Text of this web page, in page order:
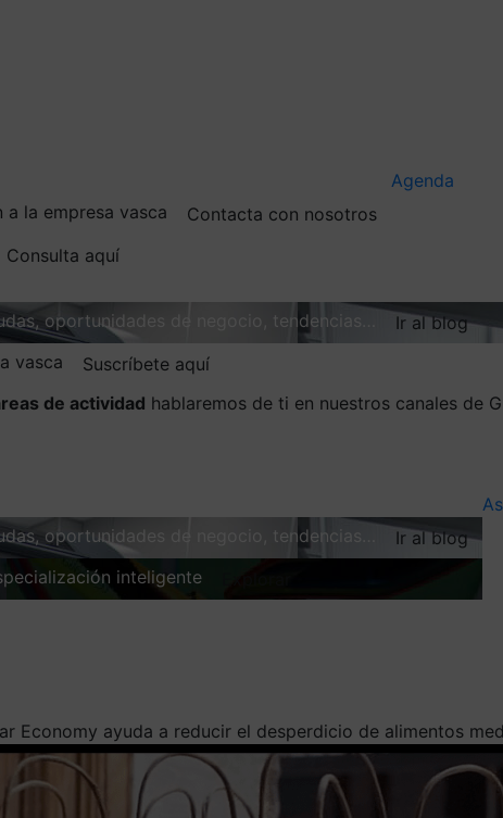
la empresa vasca
Contacta con nosotros
Consulta aquí
Agenda
oportunidades de negocio, tendencias…
Ir al blog
vasca
Suscríbete aquí
de actividad hablaremos de ti en nuestros canales de
oportunidades de negocio, tendencias…
Ir al blog
inteligente
Economy ayuda a reducir el desperdicio de alimentos